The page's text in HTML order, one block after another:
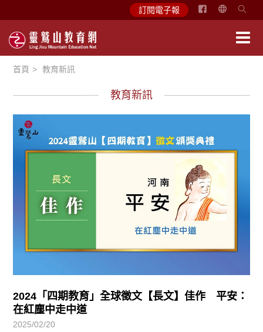
訂閱電子報
简
首頁 教育新訊
教育新訊
2024「四期教育」全球徵文【長文】佳作 平安：
在紅塵中走中道
2025/02/20